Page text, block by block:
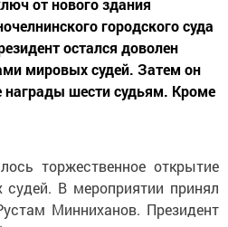
от нового здания
городского суда
остался доволен
мировых судей. Затем он
награды шести судьям. Кроме
торжественное открытие
В мероприятии принял
Минниханов. Президент